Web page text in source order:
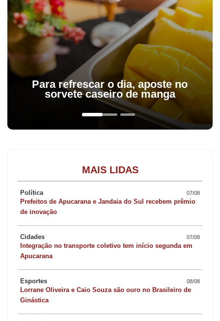
Para refrescar o dia, aposte no
sorvete caseiro de manga
MAIS LIDAS
Política 07/08
Prefeitos de Apucarana e Jandaia do Sul recebem prêmio
de inovação
Cidades 07/08
Integração no transporte coletivo tem início segunda em
Apucarana
Esportes 08/08
Lorrane Oliveira e Caio Souza são ouro no Brasileiro de
Ginástica